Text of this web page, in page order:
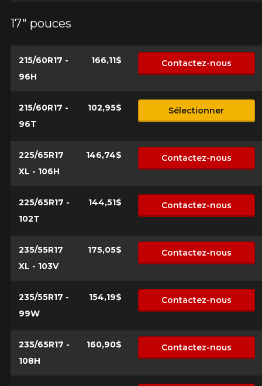
17" pouces
215/60R17 -
96H
166,11$ Contactez-nous
215/60R17 -
96T
102,95$ Sélectionner
225/65R17
XL - 106H
146,74$ Contactez-nous
225/65R17 -
102T
144,51$ Contactez-nous
235/55R17
XL - 103V
175,05$ Contactez-nous
235/55R17 -
99W
154,19$ Contactez-nous
235/65R17 -
108H
160,90$ Contactez-nous